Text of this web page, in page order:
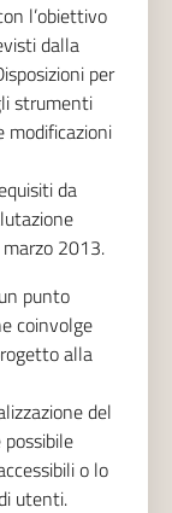
l’obiettivo
dalla
per
strumenti
modificazioni
da
2013.
punto
coinvolge
alla
del
o lo
utenti.